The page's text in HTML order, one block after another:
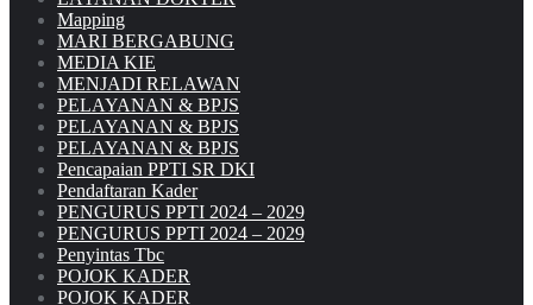
Mapping
MARI BERGABUNG
MEDIA KIE
MENJADI RELAWAN
PELAYANAN & BPJS
PELAYANAN & BPJS
PELAYANAN & BPJS
Pencapaian PPTI SR DKI
Pendaftaran Kader
PENGURUS PPTI 2024 – 2029
PENGURUS PPTI 2024 – 2029
Penyintas Tbc
POJOK KADER
POJOK KADER